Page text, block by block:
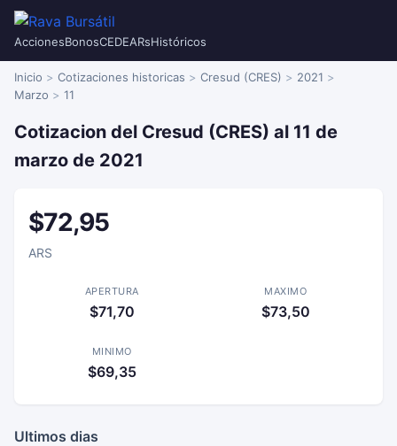
AccionesBonosCEDEARsHistóricos
Inicio Cotizaciones historicas Cresud (CRES)
2021
Marzo
11
Cotizacion del Cresud (CRES) al 11 de
marzo de 2021
$72,95
ARS
APERTURA
$71,70
MAXIMO
$73,50
MINIMO
$69,35
Ultimos dias